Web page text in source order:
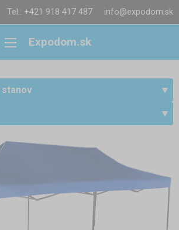
Tel.: +421 918 417 487 info@expodom.sk
Expodom.sk